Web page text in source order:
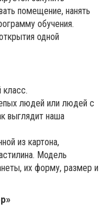
помещение, нанять
обучения.
одной
класс.
людей или людей с
выглядит наша
из картона,
Модель
их форму, размер и